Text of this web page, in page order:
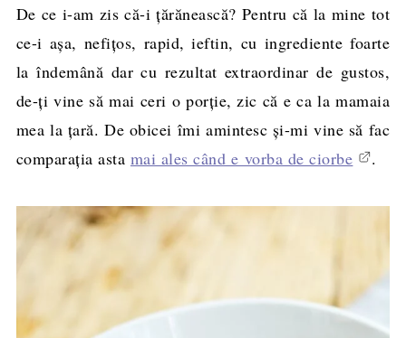
De ce i-am zis că-i ţărănească? Pentru că la mine tot
ce-i aşa, nefiţos, rapid, ieftin, cu ingrediente foarte
la îndemână dar cu rezultat extraordinar de gustos,
de-ţi vine să mai ceri o porţie, zic că e ca la mamaia
mea la ţară. De obicei îmi amintesc şi-mi vine să fac
comparaţia asta mai ales când e vorba de ciorbe .